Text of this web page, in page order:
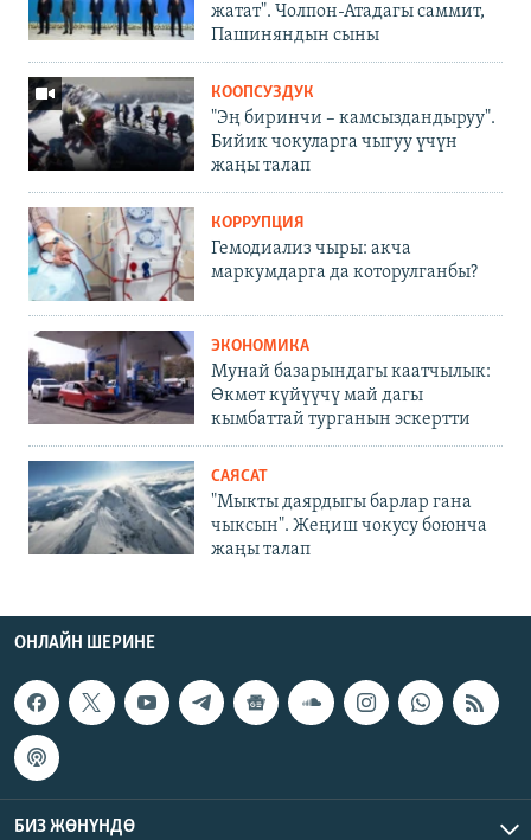
жатат". Чолпон-Атадагы саммит,
Пашиняндын сыны
КООПСУЗДУК
"Эң биринчи – камсыздандыруу".
Бийик чокуларга чыгуу үчүн
жаңы талап
КОРРУПЦИЯ
Гемодиализ чыры: акча
маркумдарга да которулганбы?
ЭКОНОМИКА
Мунай базарындагы каатчылык:
Өкмөт күйүүчү май дагы
кымбаттай турганын эскертти
САЯСАТ
"Мыкты даярдыгы барлар гана
чыксын". Жеңиш чокусу боюнча
жаңы талап
ОНЛАЙН ШЕРИНЕ
БИЗ ЖӨНҮНДӨ